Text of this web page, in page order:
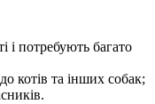
і потребують багато
котів та інших собак;